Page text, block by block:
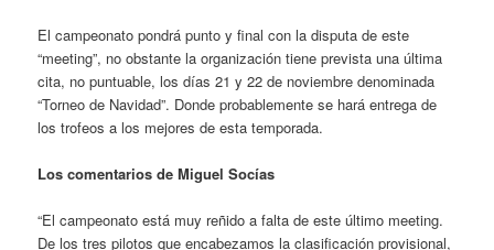
El campeonato pondrá punto y final con la disputa de este
“meeting”, no obstante la organización tiene prevista una última
cita, no puntuable, los días 21 y 22 de noviembre denominada
“Torneo de Navidad”. Donde probablemente se hará entrega de
los trofeos a los mejores de esta temporada.
Los comentarios de Miguel Socías
“El campeonato está muy reñido a falta de este último meeting.
De los tres pilotos que encabezamos la clasificación provisional,